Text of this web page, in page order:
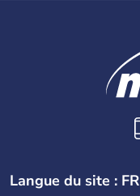
Langue du site : FR